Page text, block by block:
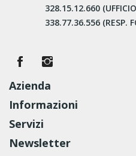
328.15.12.660
338.77.36.556 (RESP.
Azienda
Informazioni
Servizi
Newsletter